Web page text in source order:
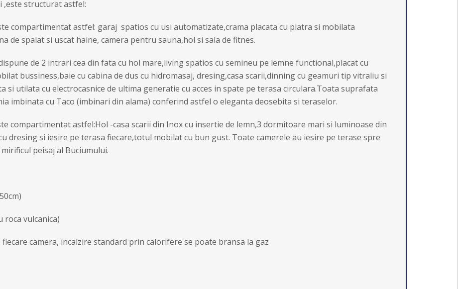
structurat astfel:
compartimentat astfel: garaj spatios cu usi automatizate,crama placata cu piatra si mobilata
de spalat si uscat haine, camera pentru sauna,hol si sala de fitnes.
de 2 intrari cea din fata cu hol mare,living spatios cu semineu pe lemne functional,placat cu
bussiness,baie cu cabina de dus cu hidromasaj, dresing,casa scarii,dinning cu geamuri tip vitraliu si
si utilata cu electrocasnice de ultima generatie cu acces in spate pe terasa circulara.Toata suprafata
imbinata cu Taco (imbinari din alama) conferind astfel o eleganta deosebita si teraselor.
compartimentat astfel:Hol -casa scarii din Inox cu insertie de lemn,3 dormitoare mari si luminoase din
dresing si iesire pe terasa fiecare,totul mobilat cu bun gust. Toate camerele au iesire pe terase spre
peisaj al Buciumului.
roca vulcanica)
camera, incalzire standard prin calorifere se poate bransa la gaz